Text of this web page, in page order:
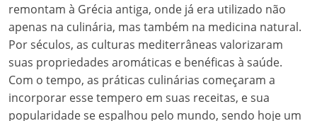
remontam à Grécia antiga, onde já era utilizado não
apenas na culinária, mas também na medicina natural.
Por séculos, as culturas mediterrâneas valorizaram
suas propriedades aromáticas e benéficas à saúde.
Com o tempo, as práticas culinárias começaram a
incorporar esse tempero em suas receitas, e sua
popularidade se espalhou pelo mundo, sendo hoje um